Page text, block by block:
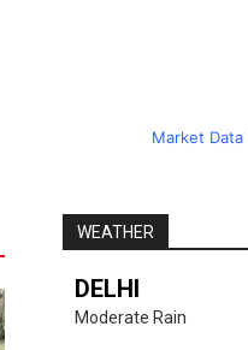
Market Data
WEATHER
DELHI
Moderate Rain